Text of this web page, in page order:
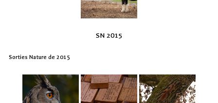
SN 2015
Sorties Nature de 2015